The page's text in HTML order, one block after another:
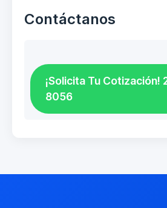
Contáctanos
¡Solicita Tu Cotización!
8056